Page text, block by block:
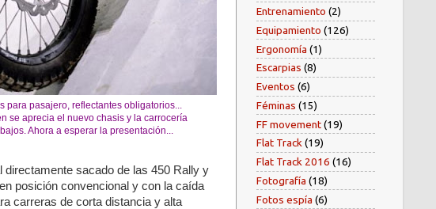
para pasajero, reflectantes obligatorios...
se aprecia el nuevo chasis y la carrocería
Ahora a esperar la presentación...
sacado de las 450 Rally y
posición convencional y con la caída
carreras de corta distancia y alta
Entrenamiento (2)
Equipamiento (126)
Ergonomía (1)
Escarpias (8)
Eventos (6)
Féminas (15)
FF movement(19)
Flat Track(19)
Flat Track 2016 (16)
Fotografía (18)
Fotos espía (6)